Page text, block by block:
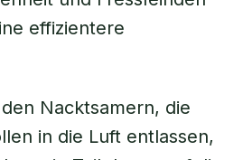
effizientere
Nacktsamern, die
in die Luft entlassen,